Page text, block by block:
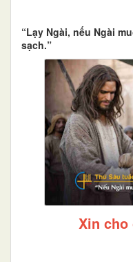
“Lạy Ngài, nếu Ngài
sạch.”
Xin